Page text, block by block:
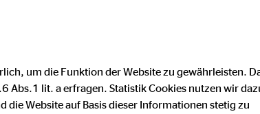
um die Funktion der Website zu gewährleisten.
Abs.1 lit. a erfragen. Statistik Cookies nutzen wir
Website auf Basis dieser Informationen stetig zu